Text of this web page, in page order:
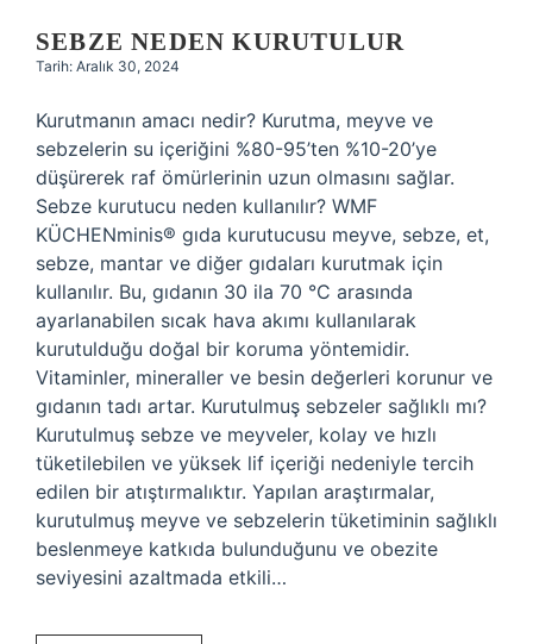
SEBZE NEDEN KURUTULUR
Tarih: Aralık 30, 2024
Kurutmanın amacı nedir? Kurutma, meyve ve
sebzelerin su içeriğini %80-95’ten %10-20’ye
düşürerek raf ömürlerinin uzun olmasını sağlar.
Sebze kurutucu neden kullanılır? WMF
KÜCHENminis® gıda kurutucusu meyve, sebze, et,
sebze, mantar ve diğer gıdaları kurutmak için
kullanılır. Bu, gıdanın 30 ila 70 °C arasında
ayarlanabilen sıcak hava akımı kullanılarak
kurutulduğu doğal bir koruma yöntemidir.
Vitaminler, mineraller ve besin değerleri korunur ve
gıdanın tadı artar. Kurutulmuş sebzeler sağlıklı mı?
Kurutulmuş sebze ve meyveler, kolay ve hızlı
tüketilebilen ve yüksek lif içeriği nedeniyle tercih
edilen bir atıştırmalıktır. Yapılan araştırmalar,
kurutulmuş meyve ve sebzelerin tüketiminin sağlıklı
beslenmeye katkıda bulunduğunu ve obezite
seviyesini azaltmada etkili…